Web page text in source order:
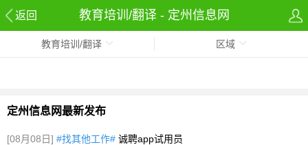
返回 教育培训/翻译 - 定州信息网
教育培训/翻译 区域
定州信息网最新发布
[08月08日] #找其他工作# 诚聘app试用员